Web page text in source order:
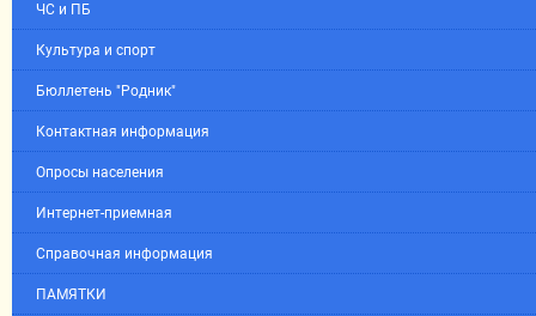
ЧС и ПБ
Культура и спорт
Бюллетень "Родник"
Контактная информация
Опросы населения
Интернет-приемная
Справочная информация
ПАМЯТКИ